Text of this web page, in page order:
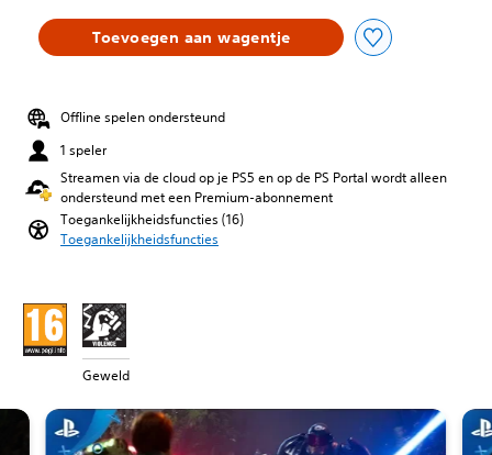
Toevoegen aan wagentje
Offline spelen ondersteund
1 speler
Streamen via de cloud op je PS5 en op de PS Portal wordt alleen
ondersteund met een Premium-abonnement
Toegankelijkheidsfuncties (16)
Toegankelijkheidsfuncties
Geweld